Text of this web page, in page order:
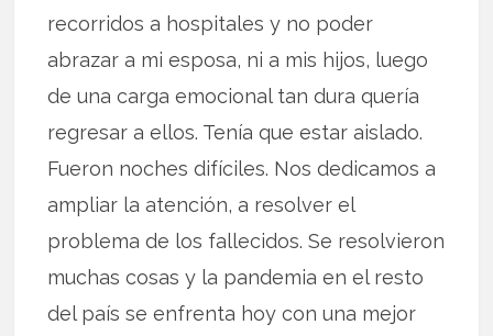
recorridos a hospitales y no poder
abrazar a mi esposa, ni a mis hijos, luego
de una carga emocional tan dura quería
regresar a ellos. Tenía que estar aislado.
Fueron noches difíciles. Nos dedicamos a
ampliar la atención, a resolver el
problema de los fallecidos. Se resolvieron
muchas cosas y la pandemia en el resto
del país se enfrenta hoy con una mejor